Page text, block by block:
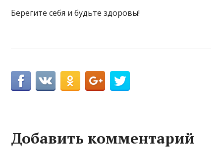
Берегите себя и будьте здоровы!
Добавить комментарий